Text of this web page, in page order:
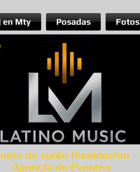
en Mty Posadas Fotos
de audio Iluminacion
Agencia de Eventos